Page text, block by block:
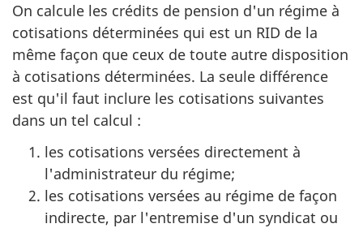
On calcule les crédits de pension d'un régime à
cotisations déterminées qui est un RID de la
même façon que ceux de toute autre disposition
à cotisations déterminées. La seule différence
est qu'il faut inclure les cotisations suivantes
dans un tel calcul :
les cotisations versées directement à
l'administrateur du régime;
les cotisations versées au régime de façon
indirecte, par l'entremise d'un syndicat ou